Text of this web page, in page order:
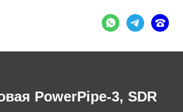
PowerPipe-3, SDR